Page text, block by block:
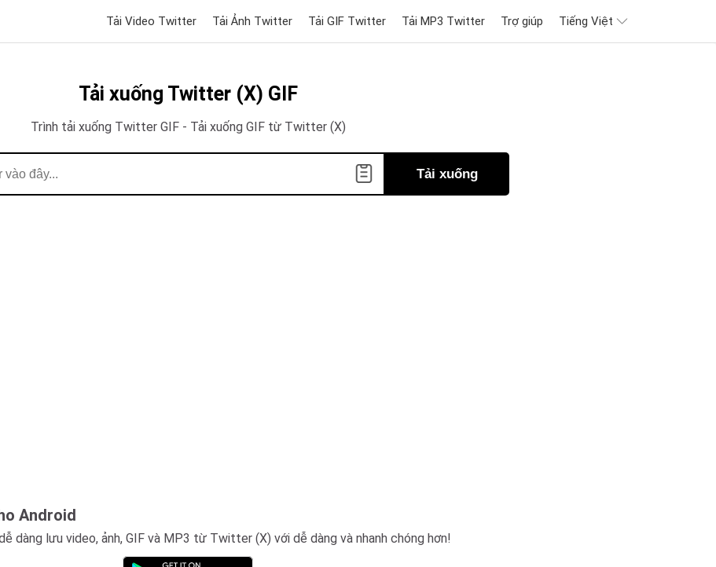
Tải Video Twitter Tải Ảnh Twitter Tải GIF Twitter Tải MP3 Twitter Trợ giúp Tiếng Việt
Tải xuống Twitter (X) GIF
Trình tải xuống Twitter GIF - Tải xuống GIF từ Twitter (X)
Tải xuống
Android
dàng lưu video, ảnh, GIF và MP3 từ Twitter (X) với dễ dàng và nhanh chóng hơn!